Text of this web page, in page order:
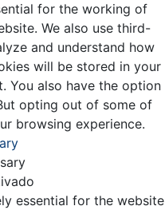
for the working of
We also use third-
and understand how
will be stored in your
You also have the option
opting out of some of
browsing experience.
essential for the website